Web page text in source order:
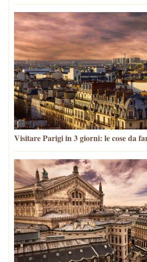
Visitare Parigi in 3 giorni: le cose da